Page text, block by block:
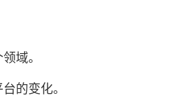
域。
的变化。